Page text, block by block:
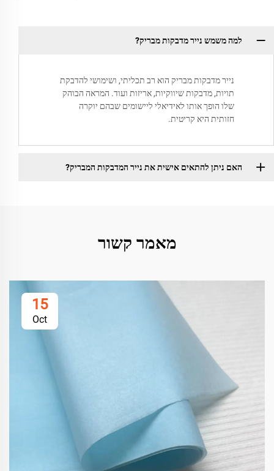
למה משמש נייר מדבקות מבריק?
נייר מדבקות מבריק הוא רב תכליתי, ושימושי להדבקת
תויות, מדבקות שיווקיות, אריזות ועוד. המראה הבוהק
שלו הופך אותו לאידיאלי ליישומים שבהם יוקרה
חזותית היא קריטית.
האם ניתן להתאים אישית את נייר המדבקות המבריק?
מאמר קשור
15
Oct